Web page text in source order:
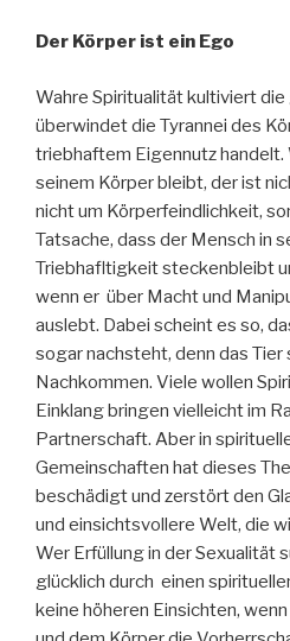
Der Körper ist ein Ego
Wahre Spiritualität kultiviert
überwindet die Tyrannei des
triebhaftem Eigennutz handelt.
seinem Körper bleibt, der ist
nicht um Körperfeindlichkeit,
Tatsache, dass der Mensch in
Triebhafltigkeit steckenbleibt
wenn er über Macht und
auslebt. Dabei scheint es so,
sogar nachsteht, denn das Tier
Nachkommen. Viele wollen
Einklang bringen vielleicht im
Partnerschaft. Aber in
Gemeinschaften hat dieses
beschädigt und zerstört den
und einsichtsvollere Welt, die
Wer Erfüllung in der Sexualität
glücklich durch einen
keine höheren Einsichten,